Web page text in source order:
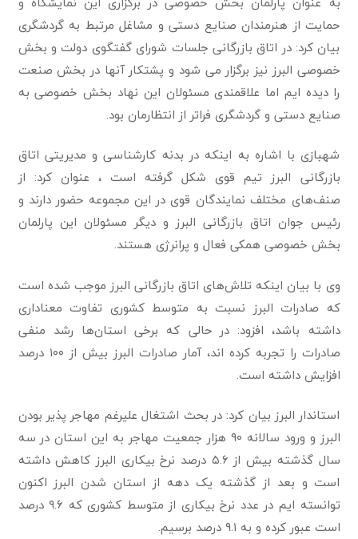
حمایت از هنرمندان صنایع دستی و مشاغل مرتبط به گردشگری
بیان کرد: در اتاق بازرگانی جلسات شورای گفتگوی دولت و بخش
خصوصی البرز نیز برگزار می شود و پشتکار آنها در بخش صنعت
را دیده ایم اما علاقمندی مسئولان این نهاد بخش خصوصی به
صنایع دستی و گردشگری فراتر از انتظارمان بود.
شهبازی با اشاره به اینکه در بدنه کارشناسی و مدیریتی اتاق
بازرگانی البرز تیم قوی شکل گرفته است ، عنوان کرد: از
صنف‌های مختلف نمایندگان قوی در این مجموعه حضور دارند و
رئیس جوان اتاق بازرگانی البرز و دیگر مسئولان این پارلمان
بخش خصوصی همکی فعال و پرانرژی هستند.
وی با بیان اينکه تلاش‌های اتاق بازرگانی البرز موجب شده است
که صادرات البرز نسبت به متوسط کشوری تفاوت معناداری
داشته باشد، افزود: در حالی که برخی استان‌ها رشد منفی
صادرات را تجربه کرده اند، آمار صادرات البرز بیش از ۱۰۰ درصد
افزایش داشته است.
استاندار البرز بیان کرد: در بحث اشتغال علیرغم مهاجر پذیر بودن
البرز و ورود سالانه ۹۰ هزار جمعیت مهاجر به این استان در سه
سال گذشته بیش از ۵.۶ درصد نرخ بیکاری البرز کاهش داشته
است و بعد از گذشته یک دهه از استان شدن البرز اکنون
توانسته ایم در عدد نرخ بیکاری از متوسط کشوری که ۹.۶ درصد
است عبور کرده و به ۹.۱ درصد برسیم.